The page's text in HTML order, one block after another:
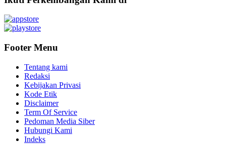
Footer Menu
Tentang kami
Redaksi
Kebijakan Privasi
Kode Etik
Disclaimer
Term Of Service
Pedoman Media Siber
Hubungi Kami
Indeks